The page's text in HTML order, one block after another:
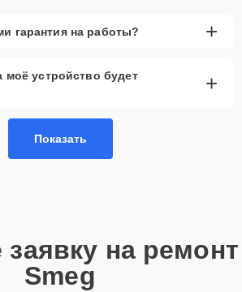
гарантия на работы? +
моё устройство будет
+
Показать
заявку на ремонт
Smeg